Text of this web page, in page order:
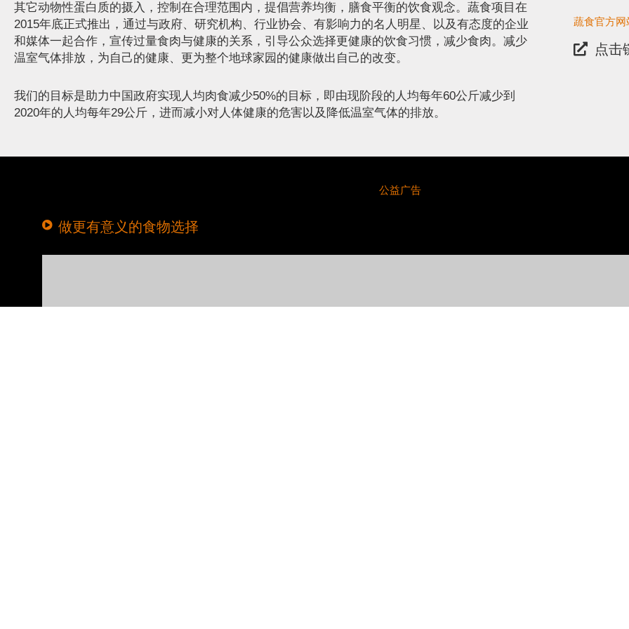
VERY
EPIC
VIDEO
其它动物性蛋白质的摄入，控制在合理范围内，提倡营养均衡，膳食平衡的饮食观念。蔬食项目在
2015年底正式推出，通过与政府、研究机构、行业协会、有影响力的名人明星、以及有态度的企业
和媒体一起合作，宣传过量食肉与健康的关系，引导公众选择更健康的饮食习惯，减少食肉。减少
温室气体排放，为自己的健康、更为整个地球家园的健康做出自己的改变。
我们的目标是助力中国政府实现人均肉食减少50%的目标，即由现阶段的人均每年60公斤减少到
2020年的人均每年29公斤，进而减小对人体健康的危害以及降低温室气体的排放。
蔬食官方网
点击
公益广告
做更有意义的食物选择